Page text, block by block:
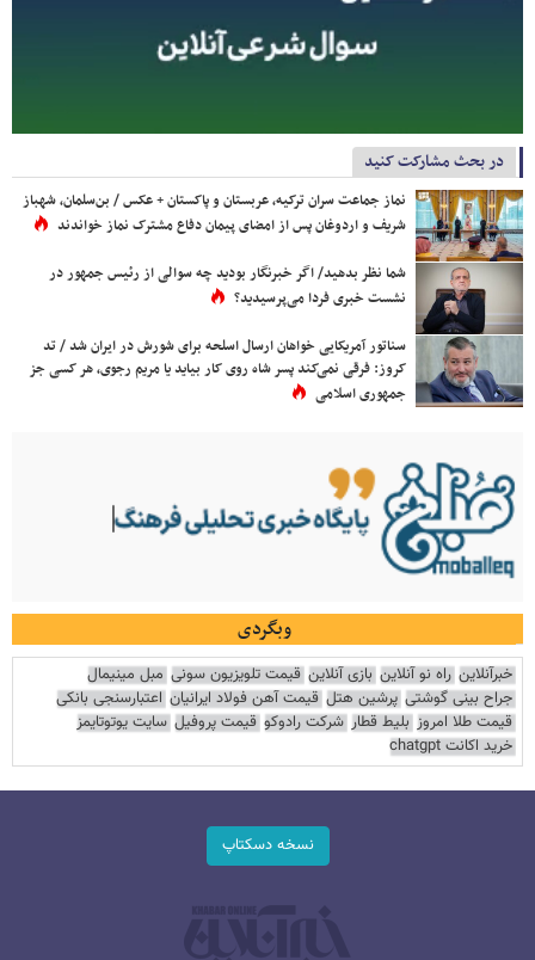
در بحث مشارکت کنید
نماز جماعت سران ترکیه، عربستان و پاکستان + عکس / بن‌سلمان، شهباز
شریف و اردوغان پس از امضای پیمان دفاع مشترک نماز خواندند
شما نظر بدهید/ اگر خبرنگار بودید چه سوالی از رئیس جمهور در
نشست خبری فردا می‌پرسیدید؟
سناتور آمریکایی خواهان ارسال اسلحه برای شورش در ایران شد / تد
کروز: فرقی نمی‌کند پسر شاه روی کار بیاید یا مریم رجوی، هر کسی جز
جمهوری اسلامی
وبگردی
خبرآنلاین راه نو آنلاین بازی آنلاین قیمت تلویزیون سونی مبل مینیمال
جراح بینی گوشتی پرشین هتل قیمت آهن فولاد ایرانیان اعتبارسنجی بانکی
قیمت طلا امروز بلیط قطار شرکت رادوکو قیمت پروفیل سایت یوتوتایمز
خرید اکانت chatgpt
نسخه دسکتاپ